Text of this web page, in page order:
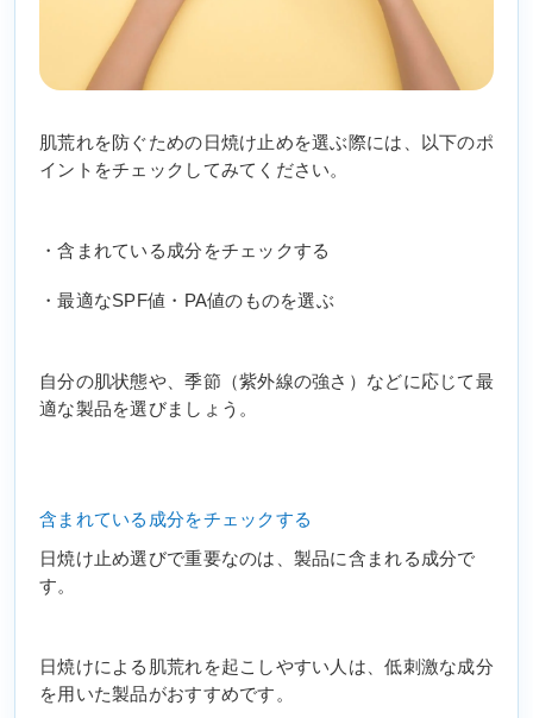
肌荒れを防ぐための日焼け止めを選ぶ際には、以下のポ
イントをチェックしてみてください。
・含まれている成分をチェックする
・最適なSPF値・PA値のものを選ぶ
自分の肌状態や、季節（紫外線の強さ）などに応じて最
適な製品を選びましょう。
含まれている成分をチェックする
日焼け止め選びで重要なのは、製品に含まれる成分で
す。
日焼けによる肌荒れを起こしやすい人は、低刺激な成分
を用いた製品がおすすめです。